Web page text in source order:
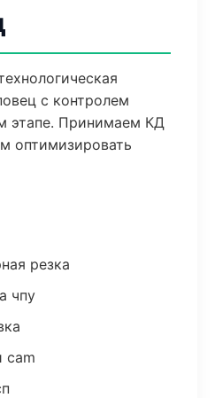
с контролем
этапе. Принимаем КД
оптимизировать
резка
чпу
cam